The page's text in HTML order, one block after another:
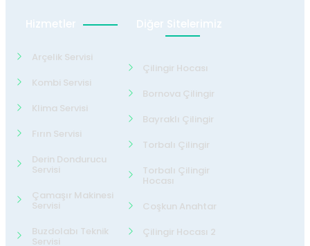
Hizmetler
Arçelik Servisi
Kombi Servisi
Klima Servisi
Fırın Servisi
Derin Dondurucu
Servisi
Çamaşır Makinesi
Servisi
Buzdolabı Teknik
Servisi
Diğer Sitelerimiz
Çilingir Hocası
Bornova Çilingir
Bayraklı Çilingir
Torbalı Çilingir
Torbalı Çilingir
Hocası
Coşkun Anahtar
Çilingir Hocası 2